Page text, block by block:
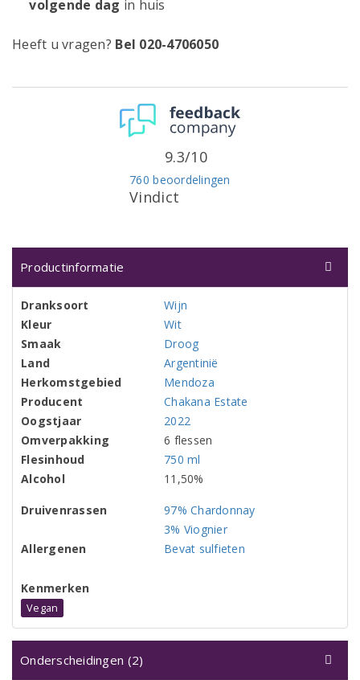
volgende dag in huis
Heeft u vragen? Bel 020-4706050
Vindict
760 beoordelingen
9.3/10
Productinformatie
Dranksoort
Wijn
Kleur
Wit
Smaak
Droog
Land
Argentinië
Herkomstgebied
Mendoza
Producent
Chakana Estate
Oogstjaar
2022
Omverpakking
6 flessen
Flesinhoud
750 ml
Alcohol
11,50%
Druivenrassen
97% Chardonnay
3% Viognier
Allergenen
Bevat sulfieten
Kenmerken
Vegan
Onderscheidingen (2)